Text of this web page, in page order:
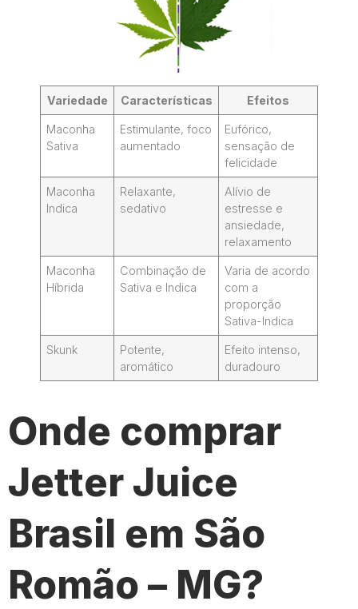
Variedade Características Efeitos
Maconha
Sativa
Estimulante, foco
aumentado
Eufórico,
sensação de
felicidade
Maconha
Indica
Relaxante,
sedativo
Alívio de
estresse e
ansiedade,
relaxamento
Maconha
Híbrida
Combinação de
Sativa e Indica
Varia de acordo
com a
proporção
Sativa-Indica
Skunk
Potente,
aromático
Efeito intenso,
duradouro
Onde comprar
Jetter Juice
Brasil em São
Romão – MG?